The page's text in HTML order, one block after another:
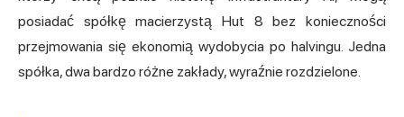
posiadać spółkę macierzystą Hut 8 bez konieczności
przejmowania się ekonomią wydobycia po halvingu. Jedna
spółka, dwa bardzo różne zakłady, wyraźnie rozdzielone.